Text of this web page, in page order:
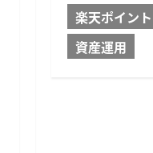
楽天ポイント
資産運用